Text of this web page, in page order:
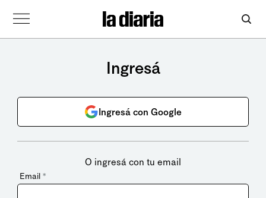
Ingresá
Ingresá con Google
O ingresá con tu email
Email *